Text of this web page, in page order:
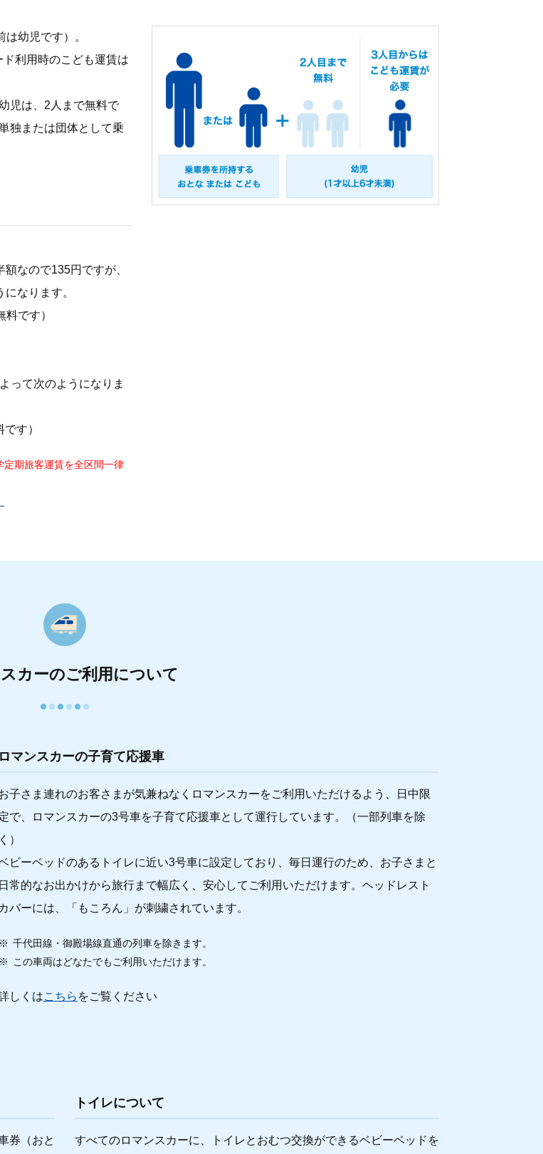
幼児です）。
利用時のこども運賃は
児は、2人まで無料で
独または団体として乗
なので135円ですが、
なります。
です）
って次のようになりま
す）
期旅客運賃を全区間一律
カーのご利用について
ロマンスカーの子育て応援車
子さま連れのお客さまが気兼ねなくロマンスカーをご利用いただけるよう、日中限
で、ロマンスカーの3号車を子育て応援車として運行しています。（一部列車を除
く）
ビーベッドのあるトイレに近い3号車に設定しており、毎日運行のため、お子さまと
日常的なお出かけから旅行まで幅広く、安心してご利用いただけます。ヘッドレスト
カバーには、「もころん」が刺繍されています。
千代田線・御殿場線直通の列車を除きます。
この車両はどなたでもご利用いただけます。
しくはこちら をご覧ください
券（おと
トイレについて
すべてのロマンスカーに、トイレとおむつ交換ができるベビーベッドを